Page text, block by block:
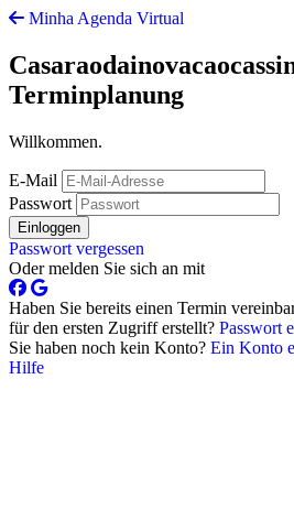
Minha Agenda Virtual
Terminplanung
Willkommen.
E-Mail
Passwort
Einloggen
Passwort vergessen
Oder melden Sie sich an mit
Haben Sie bereits einen Termin
für den ersten Zugriff erstellt? Passwort
Sie haben noch kein Konto? Ein Konto
Hilfe